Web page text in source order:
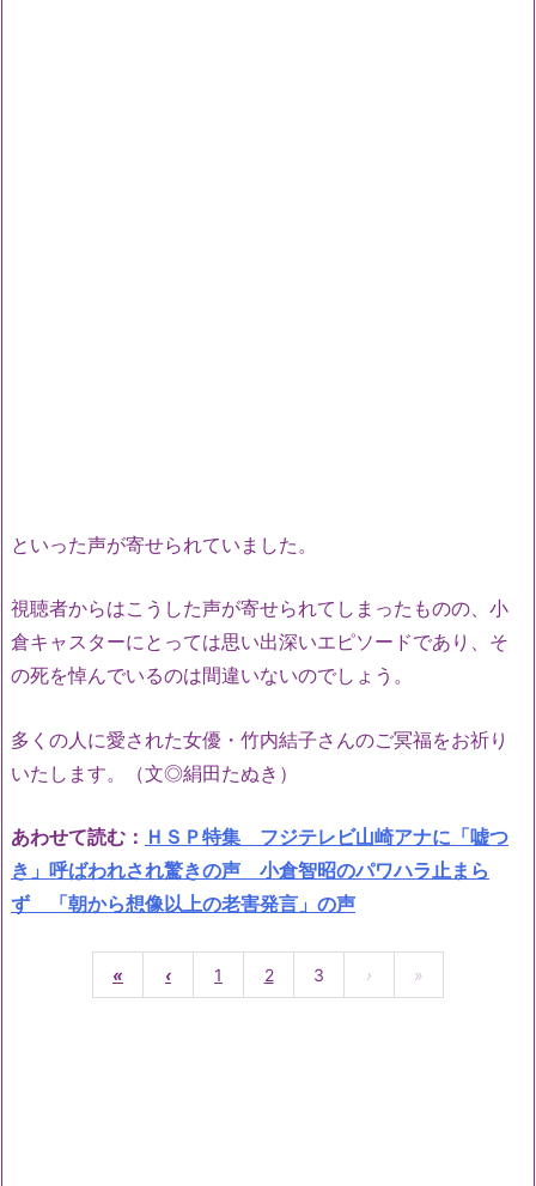
といった声が寄せられていました。
視聴者からはこうした声が寄せられてしまったものの、小
倉キャスターにとっては思い出深いエピソードであり、そ
の死を悼んでいるのは間違いないのでしょう。
多くの人に愛された女優・竹内結子さんのご冥福をお祈り
いたします。（文◎絹田たぬき）
あわせて読む： ＨＳＰ特集 フジテレビ山崎アナに「嘘つ
き」呼ばわれされ驚きの声 小倉智昭のパワハラ止まら
ず 「朝から想像以上の老害発言」の声
« ‹ 1 2 3 › »